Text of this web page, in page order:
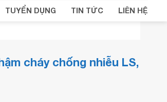
TUYỂN DỤNG TIN TỨC LIÊN HỆ
cháy chống nhiễu LS,